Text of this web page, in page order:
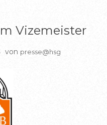
Vizemeister
von presse@hsg